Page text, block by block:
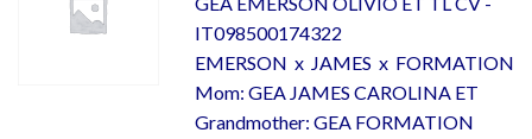
IT098500174322
EMERSON x JAMES x FORMATION
Mom: GEA JAMES CAROLINA ET
Grandmother: GEA FORMATION